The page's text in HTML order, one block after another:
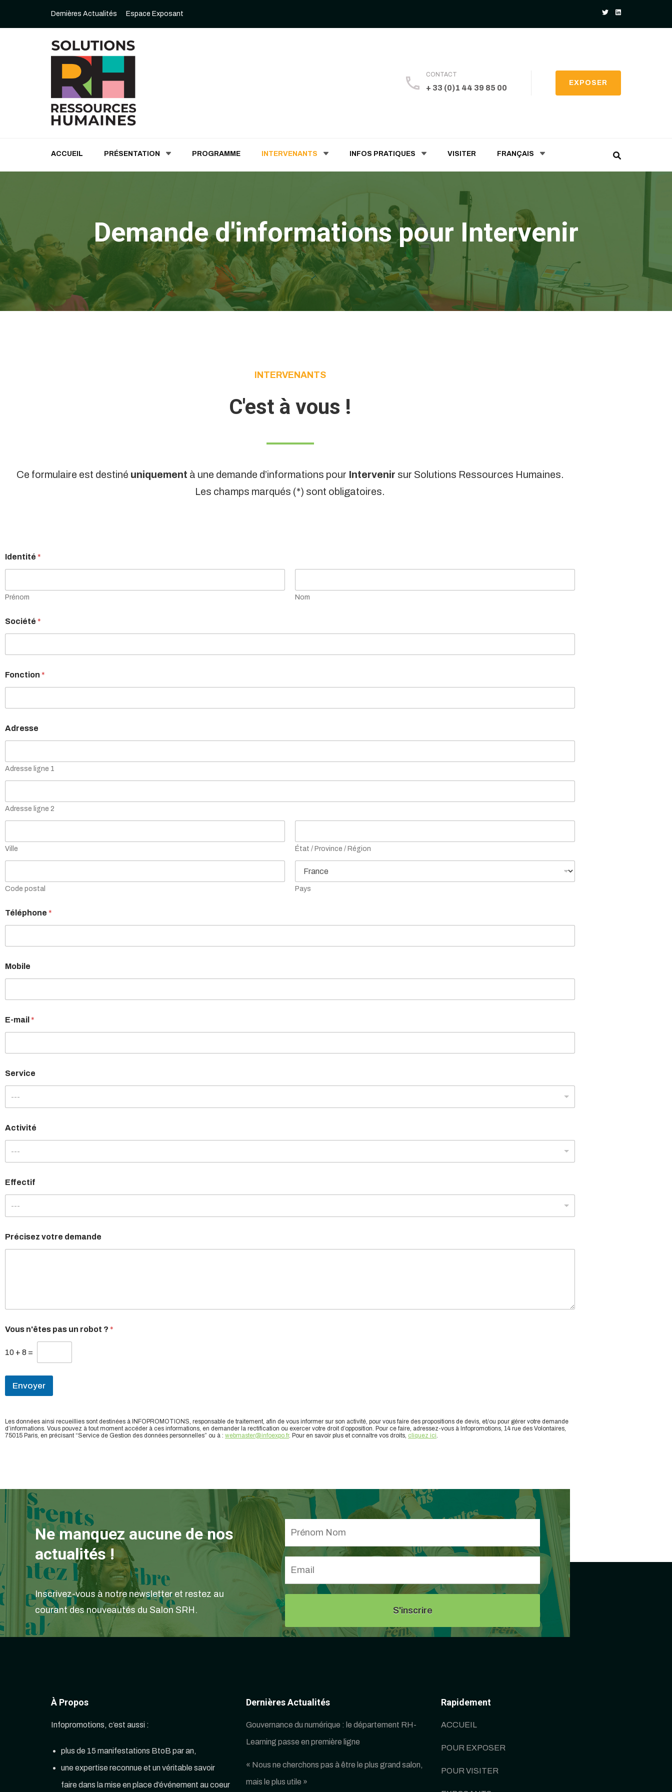
Dernières Actualités Espace Exposant
CONTACT
+ 33 (0)1 44 39 85 00
EXPOSER
ACCUEIL PRÉSENTATION PROGRAMME INTERVENANTS INFOS PRATIQUES VISITER FRANÇAIS
Demande d'informations pour Intervenir
INTERVENANTS
C'est à vous !
Ce formulaire est destiné uniquement à une demande d’informations pour Intervenir sur Solutions Ressources Humaines.
Les champs marqués (*) sont obligatoires.
Identité *
Prénom Nom
Société *
e
m
e
*
p
s
Fonction *
Adresse
Adresse ligne 1
Adresse ligne 2
Ville État / Province / Région
Code postal Pays
Téléphone *
Mobile
E-mail *
Service
---
Activité
---
Effectif
---
Précisez votre demande
Vous n'êtes pas un robot ? *
10 + 8 =
Envoyer
Les données ainsi recueillies sont destinées à INFOPROMOTIONS, responsable de traitement, afin de vous informer sur son activité, pour vous faire des propositions de devis, et/ou pour gérer votre demande
d’informations. Vous pouvez à tout moment accéder à ces informations, en demander la rectification ou exercer votre droit d’opposition. Pour ce faire, adressez-vous à Infopromotions, 14 rue des Volontaires,
75015 Paris, en précisant “Service de Gestion des données personnelles” ou à : webmaster@infoexpo.fr. Pour en savoir plus et connaître vos droits, cliquez ici
Ne manquez aucune de nos
actualités !
Inscrivez-vous à notre newsletter et restez au
courant des nouveautés du Salon SRH.
À Propos
Infopromotions, c’est aussi :
plus de 15 manifestations BtoB par an,
une expertise reconnue et un véritable savoir
faire dans la mise en place d’événement au coeur
Dernières Actualités
Gouvernance du numérique : le département RH-
Learning passe en première ligne
« Nous ne cherchons pas à être le plus grand salon,
mais le plus utile »
Rapidement
ACCUEIL
POUR EXPOSER
POUR VISITER